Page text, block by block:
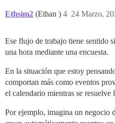
Ethsim2 (Ethan ) 24 Marzo,
4
Ese flujo de trabajo tiene sentido
una hora mediante una encuesta.
En la situación que estoy
comportan más como eventos
el calendario mientras se resuelve
Por ejemplo, imagina un negocio